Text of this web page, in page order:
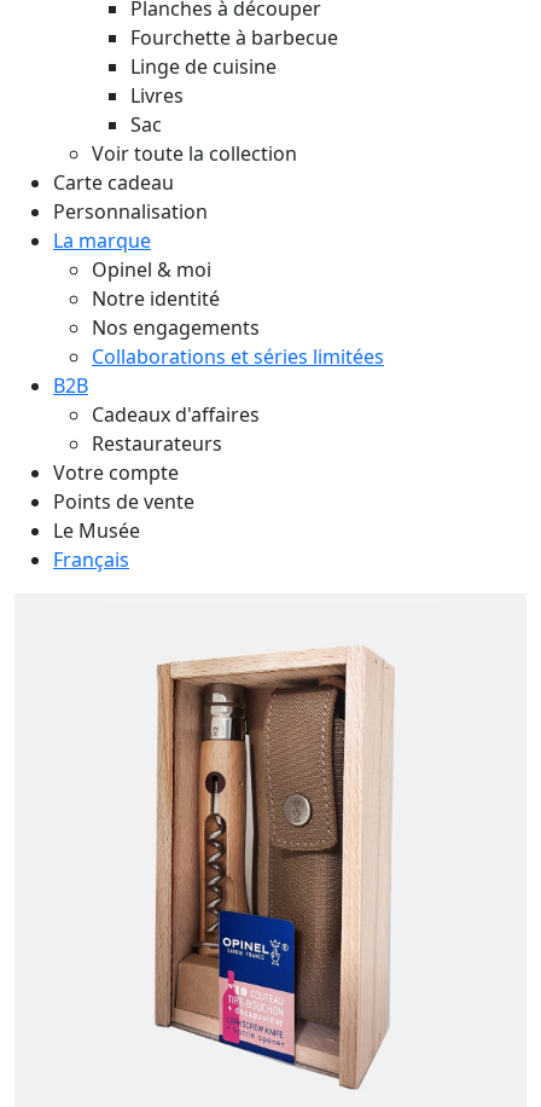
Planches à découper
Fourchette à barbecue
Linge de cuisine
Livres
Sac
Voir toute la collection
Carte cadeau
Personnalisation
La marque
Opinel & moi
Notre identité
Nos engagements
Collaborations et séries limitées
B2B
Cadeaux d'affaires
Restaurateurs
Votre compte
Points de vente
Le Musée
Français